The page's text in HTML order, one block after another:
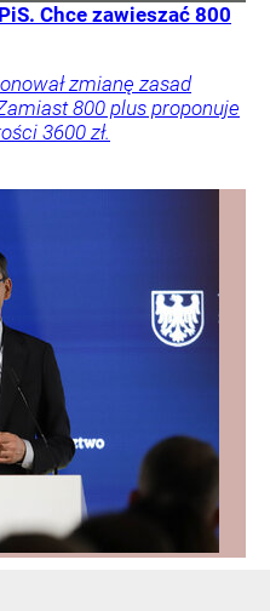
Chce zawieszać 800
zmianę zasad
800 plus proponuje
3600 zł.